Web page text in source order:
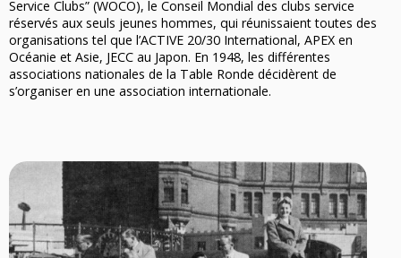
Service Clubs” (WOCO), le Conseil Mondial des clubs service
réservés aux seuls jeunes hommes, qui réunissaient toutes des
organisations tel que l’ACTIVE 20/30 International, APEX en
Océanie et Asie, JECC au Japon. En 1948, les différentes
associations nationales de la Table Ronde décidèrent de
s’organiser en une association internationale.